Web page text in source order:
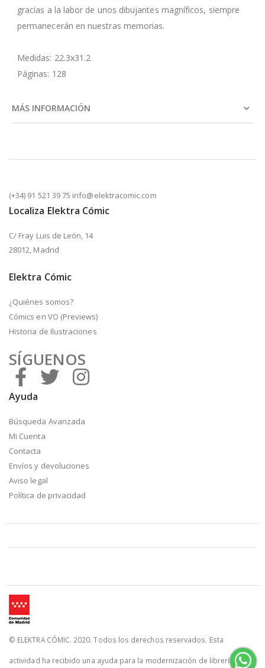
gracias a la labor de unos dibujantes magníficos, siempre
permanecerán en nuestras memorias.
Medidas: 22.3x31.2
Páginas: 128
MÁS INFORMACIÓN
(+34) 91 521 39 75 info@elektracomic.com
Localiza Elektra Cómic
C/ Fray Luis de León, 14
28012, Madrid
Elektra Cómic
¿Quiénes somos?
Cómics en VO (Previews)
Historia de Ilustraciones
SÍGUENOS
Ayuda
Búsqueda Avanzada
Mi Cuenta
Contacta
Envíos y devoluciones
Aviso legal
Política de privacidad
© ELEKTRA CÓMIC. 2020. Todos los derechos reservados. Esta
actividad ha recibido una ayuda para la modernización de librerías de